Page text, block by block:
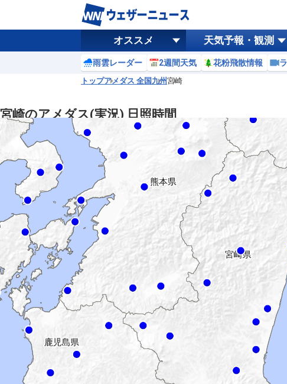
オススメ 天気予報・観測
雨雲レーダー 2週間天気 花粉飛散情報
トップアメダス 全国 九州宮崎
宮崎のアメダス(実況) 日照時間